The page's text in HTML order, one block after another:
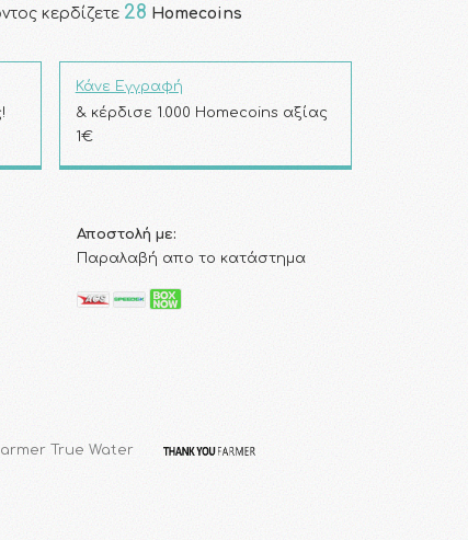
κερδίζετε 28 Homecoins
Κάνε Εγγραφή
& κέρδισε 1.000 Homecoins αξίας
1€
Αποστολή με:
Παραλαβή απο το κατάστημα
True Water